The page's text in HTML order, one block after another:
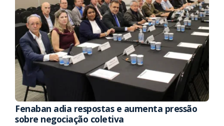
Fenaban adia respostas e aumenta pressão
sobre negociação coletiva